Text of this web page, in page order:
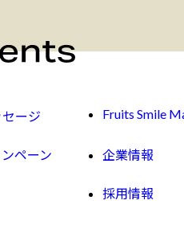
ージ
ペーン
Fruits Smile
企業情報
採用情報